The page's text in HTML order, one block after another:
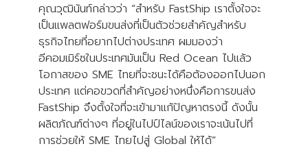
คุณวุฒินันท์กล่าวว่า “สำหรับ FastShip เราตั้งใจจะ
เป็นแพลตฟอร์มขนส่งที่เป็นตัวช่วยสำคัญสำหรับ
ธุรกิจไทยที่อยากไปต่างประเทศ ผมมองว่า
อีคอมเมิร์ซในประเทศมันเป็น Red Ocean ไปแล้ว
โอกาสของ SME ไทยที่จะชนะได้คือต้องออกไปนอก
ประเทศ แต่คอขวดที่สำคัญอย่างหนึ่งคือการขนส่ง
FastShip จึงตั้งใจที่จะเข้ามาแก้ปัญหาตรงนี้ ดังนั้น
ผลิตภัณฑ์ต่างๆ ที่อยู่ในไปป์ไลน์ของเราจะเน้นไปที่
การช่วยให้ SME ไทยไปสู่ Global ให้ได้”